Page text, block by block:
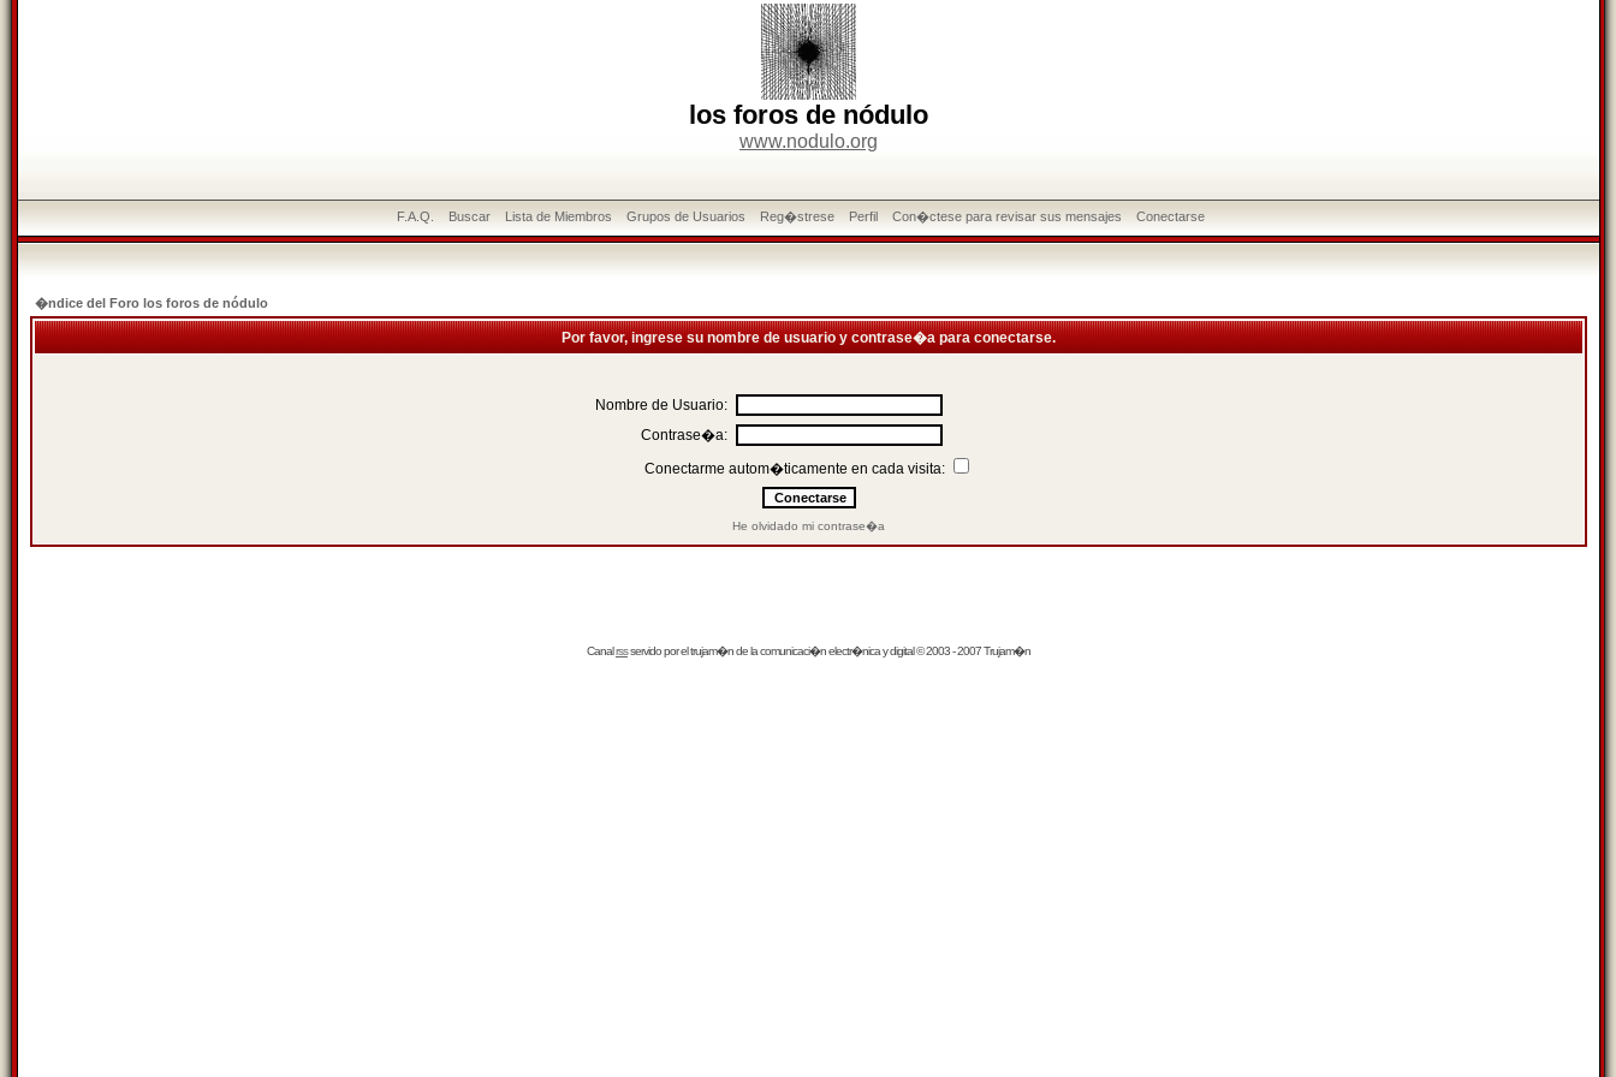
los foros de nódulo
www.nodulo.org
F.A.Q. Buscar Lista de Miembros Grupos de Usuarios Reg�strese Perfil Con�ctese para revisar sus mensajes Conectarse
�ndice del Foro los foros de nódulo
Por favor, ingrese su nombre de usuario y contrase�a para conectarse.
Nombre de Usuario:
Contrase�a:
Conectarme autom�ticamente en cada visita:
He olvidado mi contrase�a
Canalrssservido por eltrujam�nde la comunicaci�n electr�nica y digital © 2003 - 2007 Trujam�n